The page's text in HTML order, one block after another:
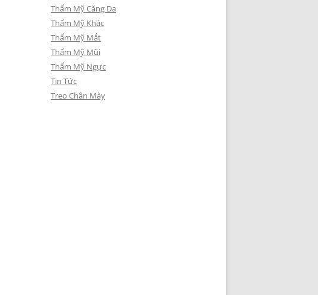
Thẩm Mỹ Căng Da
Thẩm Mỹ Khác
Thẩm Mỹ Mắt
Thẩm Mỹ Mũi
Thẩm Mỹ Ngực
Tin Tức
Treo Chân Mày